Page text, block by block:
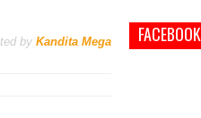
by Kandita Mega FACEBOOK